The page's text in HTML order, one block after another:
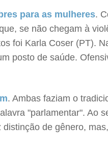
para as mulheres.
se não chegam à
foi Karla Coser (PT).
posto de saúde.
. Ambas faziam o
"parlamentar". Ao
de gênero,